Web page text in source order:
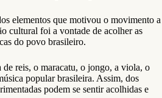
elementos que motivou o movimento a
cultural foi a vontade de acolher as
do povo brasileiro.
reis, o maracatu, o jongo, a viola, o
popular brasileira. Assim, dos
podem se sentir acolhidas e